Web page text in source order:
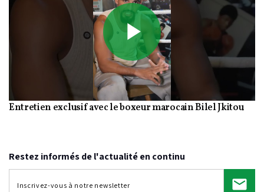
Play
Video
Entretien exclusif avec le boxeur marocain Bilel Jkitou
Restez informés de l'actualité en continu